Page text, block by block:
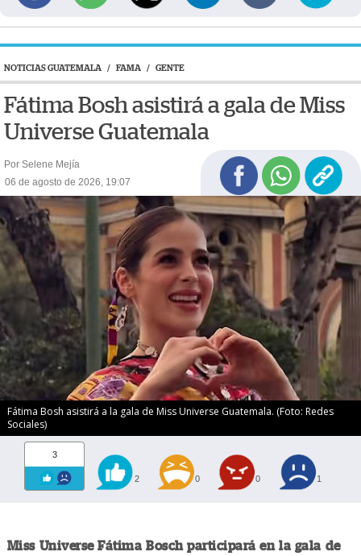
NOTICIAS GUATEMALA / FAMA / GENTE
Fátima Bosh asistirá a gala de Miss
Universe Guatemala
Por Selene Mejía
06 de agosto de 2026, 19:07
Fátima Bosh asistirá a la gala de Miss Universe Guatemala. (Foto: Redes
Sociales)
3
2 0 0 1
Miss Universe Fátima Bosch participará en la gala de